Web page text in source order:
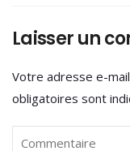
Laisser un
Votre adresse e-
obligatoires sont